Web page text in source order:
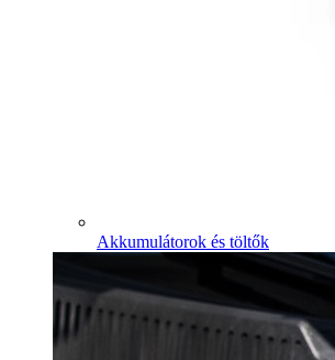
Akkumulátorok és töltők